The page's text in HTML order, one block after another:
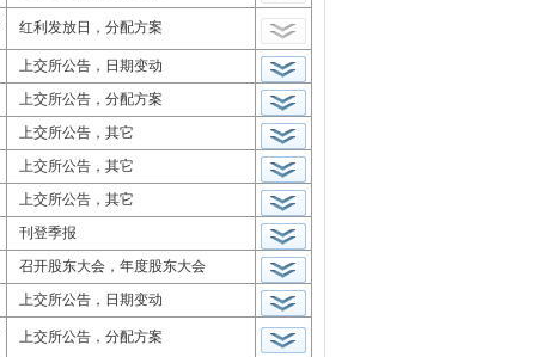
红利发放日，分配方案
上交所公告，日期变动
上交所公告，分配方案
上交所公告，其它
上交所公告，其它
上交所公告，其它
刊登季报
召开股东大会，年度股东大会
上交所公告，日期变动
上交所公告，分配方案